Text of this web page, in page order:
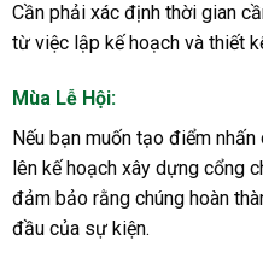
Cần phải xác định thời gian
từ việc lập kế hoạch và thiết
Mùa Lễ Hội:
Nếu bạn muốn tạo điểm
lên kế hoạch xây dựng cổng
đảm bảo rằng chúng hoàn
đầu của sự kiện.